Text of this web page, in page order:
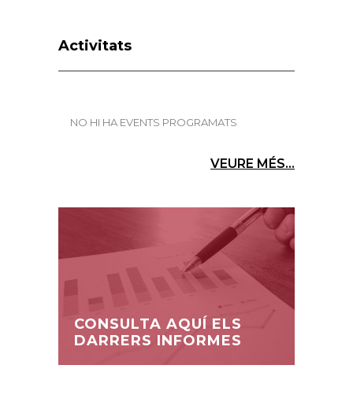
Activitats
NO HI HA EVENTS PROGRAMATS
VEURE MÉS...
CONSULTA AQUÍ ELS
DARRERS INFORMES